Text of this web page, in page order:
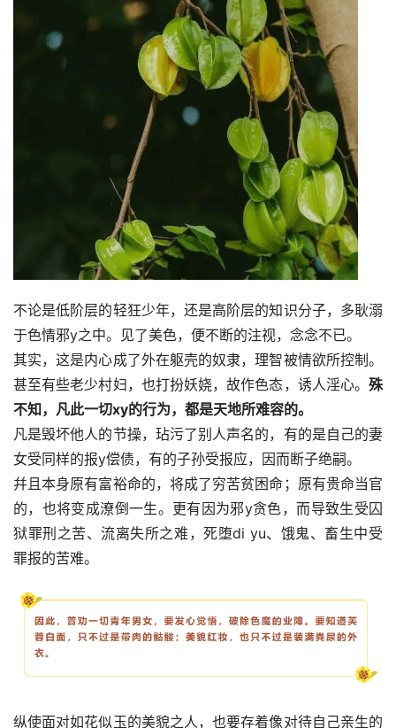
不论是低阶层的轻狂少年，还是高阶层的知识分子，多耿溺
于色情邪y之中。见了美色，便不断的注视，念念不已。
其实，这是内心成了外在躯壳的奴隶，理智被情欲所控制。
甚至有些老少村妇，也打扮妖娆，故作色态，诱人淫心。 殊
不知，凡此一切xy的行为，都是天地所难容的。
凡是毁坏他人的节操，玷污了别人声名的，有的是自己的妻
女受同样的报y偿债，有的子孙受报应，因而断子绝嗣。
幷且本身原有富裕命的，将成了穷苦贫困命；原有贵命当官
的，也将变成潦倒一生。更有因为邪y贪色，而导致生受囚
狱罪刑之苦、流离失所之难，死堕di yu、饿鬼、畜生中受
罪报的苦难。
纵使面对如花似玉的美貌之人，也要存着像对待自己亲生的